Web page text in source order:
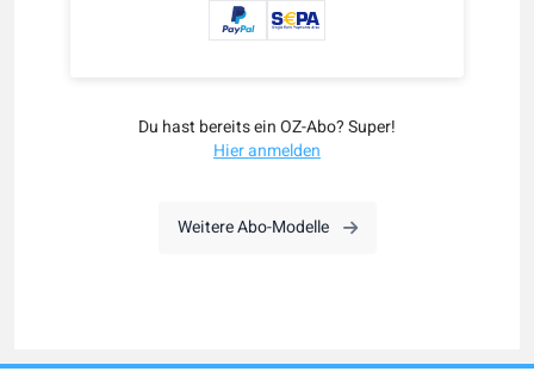
Du hast bereits ein OZ-Abo? Super!
Hier anmelden
Weitere Abo-Modelle